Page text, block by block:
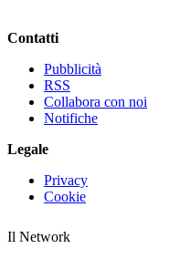
Contatti
Pubblicità
RSS
Collabora con noi
Notifiche
Legale
Privacy
Cookie
Il Network